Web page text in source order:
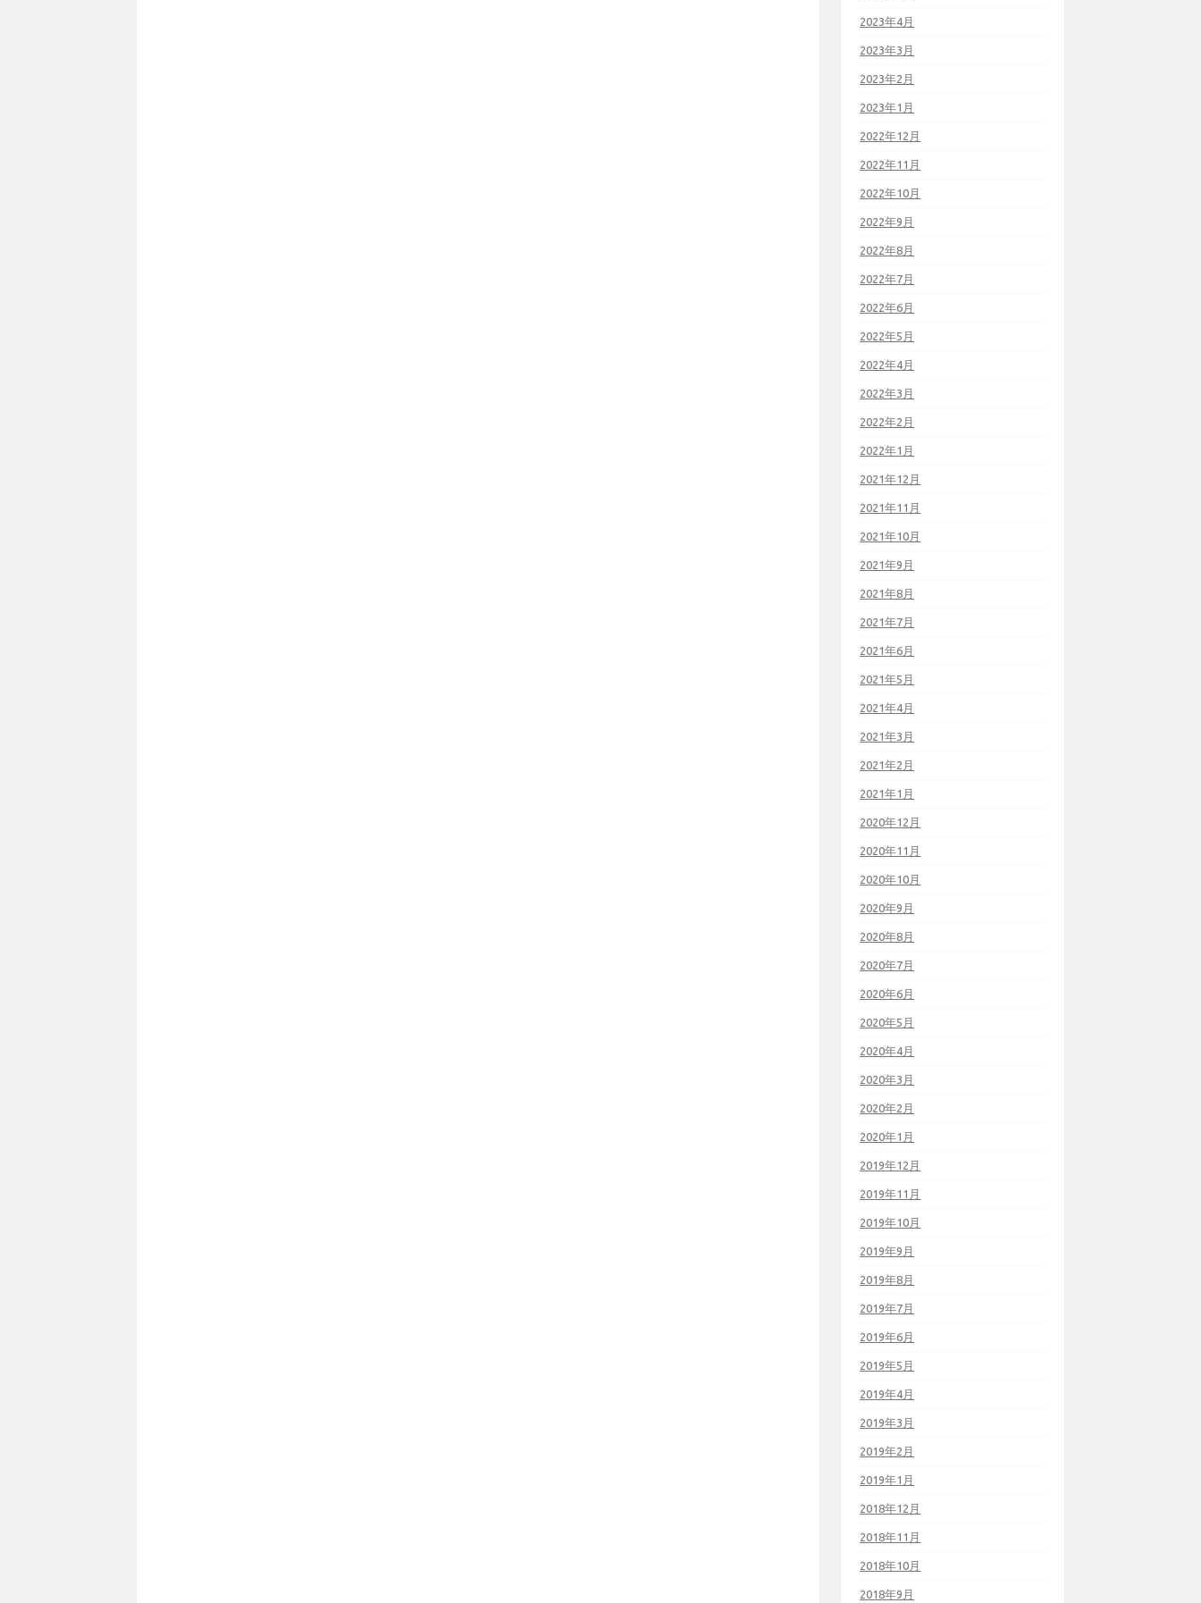
2023年4月
2023年3月
2023年2月
2023年1月
2022年12月
2022年11月
2022年10月
2022年9月
2022年8月
2022年7月
2022年6月
2022年5月
2022年4月
2022年3月
2022年2月
2022年1月
2021年12月
2021年11月
2021年10月
2021年9月
2021年8月
2021年7月
2021年6月
2021年5月
2021年4月
2021年3月
2021年2月
2021年1月
2020年12月
2020年11月
2020年10月
2020年9月
2020年8月
2020年7月
2020年6月
2020年5月
2020年4月
2020年3月
2020年2月
2020年1月
2019年12月
2019年11月
2019年10月
2019年9月
2019年8月
2019年7月
2019年6月
2019年5月
2019年4月
2019年3月
2019年2月
2019年1月
2018年12月
2018年11月
2018年10月
2018年9月